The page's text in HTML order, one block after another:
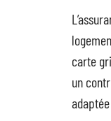
carte
un